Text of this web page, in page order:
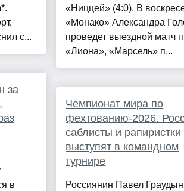
с...
за
в
«Ниццей» (4:0). В
«Монако» Александра
проведет выездной матч
«Лиона», «Марсель» п...
Чемпионат мира по
фехтованию-2026.
саблисты и рапиристки
выступят в командном
турнире
Россиянин Павел